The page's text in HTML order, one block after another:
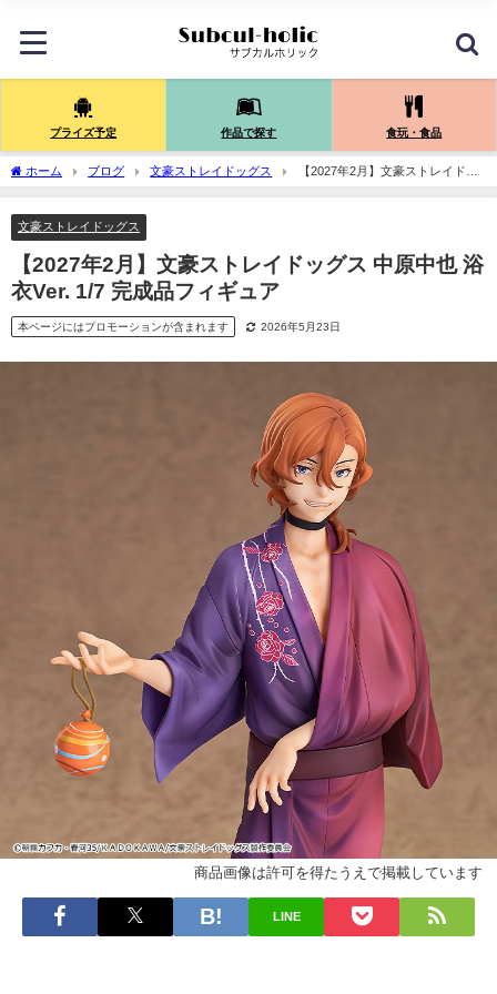
プライズ予定 作品で探す 食玩・食品
ホーム ブログ 文豪ストレイドッグス
【2027年2月】文豪ストレイドッ
グス 中原中也 浴衣Ver. 1/7 完成品フィギュア
文豪ストレイドッグス
【2027年2月】文豪ストレイドッグス 中原中也 浴
衣Ver. 1/7 完成品フィギュア
本ページにはプロモーションが含まれます 2026年5月23日
商品画像は許可を得たうえで掲載しています
LINE